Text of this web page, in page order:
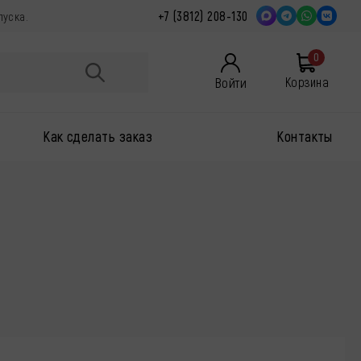
+7 (3812) 208-130
Войти
0
Корзина
Как сделать заказ Контакты